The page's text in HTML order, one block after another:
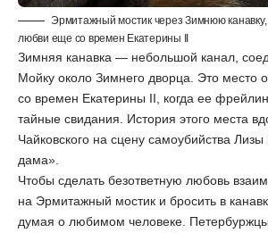
Эрмитажный мостик через Зимнюю
любви еще со времен Екатерины II
Зимняя канавка — небольшой канал,
Мойку около Зимнего дворца. Это место
со времен Екатерины II, когда ее
тайные свидания. История этого места
Чайковского на сцену самоубийства
дама».
Чтобы сделать безответную любовь
на Эрмитажный мостик и бросить в
думая о любимом человеке.